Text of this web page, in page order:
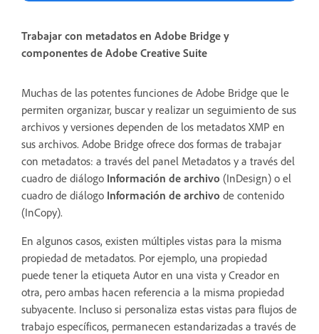
Trabajar con metadatos en Adobe Bridge y
componentes de Adobe Creative Suite
Muchas de las potentes funciones de Adobe Bridge que le
permiten organizar, buscar y realizar un seguimiento de sus
archivos y versiones dependen de los metadatos XMP en
sus archivos. Adobe Bridge ofrece dos formas de trabajar
con metadatos: a través del panel Metadatos y a través del
cuadro de diálogo Información de archivo (InDesign) o el
cuadro de diálogo Información de archivo de contenido
(InCopy).
En algunos casos, existen múltiples vistas para la misma
propiedad de metadatos. Por ejemplo, una propiedad
puede tener la etiqueta Autor en una vista y Creador en
otra, pero ambas hacen referencia a la misma propiedad
subyacente. Incluso si personaliza estas vistas para flujos de
trabajo específicos, permanecen estandarizadas a través de